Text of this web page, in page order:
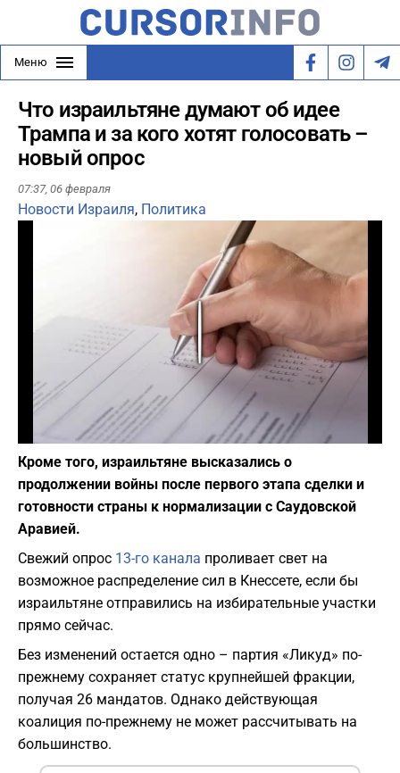
Меню
Что израильтяне думают об идее
Трампа и за кого хотят голосовать –
новый опрос
07:37, 06 февраля
Новости Израиля, Политика
Play
Фото: Pixabay
Кроме того, израильтяне высказались о
продолжении войны после первого этапа сделки и
готовности страны к нормализации с Саудовской
Аравией.
Свежий опрос 13-го канала проливает свет на
возможное распределение сил в Кнессете, если бы
израильтяне отправились на избирательные участки
прямо сейчас.
Без изменений остается одно – партия «Ликуд» по-
прежнему сохраняет статус крупнейшей фракции,
получая 26 мандатов. Однако действующая
коалиция по-прежнему не может рассчитывать на
большинство.